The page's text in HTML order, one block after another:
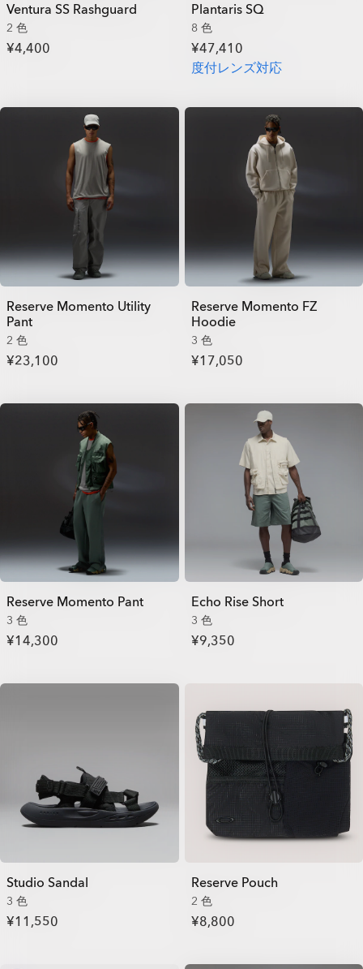
Ventura SS Rashguard
2 色
¥4,400
Plantaris SQ
8 色
¥47,410
度付レンズ対応
Reserve Momento Utility
Pant
2 色
¥23,100
Reserve Momento FZ
Hoodie
3 色
¥17,050
Reserve Momento Pant
3 色
¥14,300
Echo Rise Short
3 色
¥9,350
Studio Sandal
3 色
¥11,550
Reserve Pouch
2 色
¥8,800